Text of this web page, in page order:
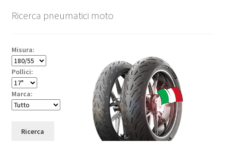
Ricerca pneumatici moto
Misura:
Pollici:
Marca:
Ricerca